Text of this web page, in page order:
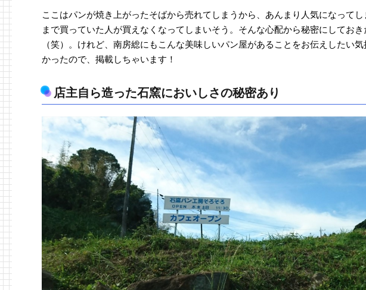
ここはパンが焼き上がったそばから売れてしまうから、あんまり人気になって
まで買っていた人が買えなくなってしまいそう。そんな心配から秘密にしておき
（笑）。けれど、南房総にもこんな美味しいパン屋があることをお伝えしたい
かったので、掲載しちゃいます！
店主自ら造った石窯においしさの秘密あり